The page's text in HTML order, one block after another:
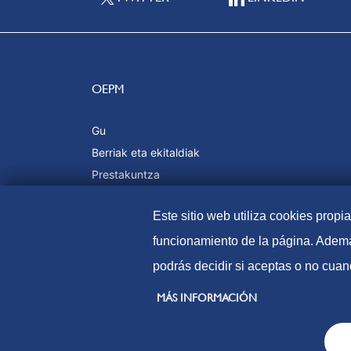
OEPM
Gu
Berriak eta ekitaldiak
Prestakuntza
Este sitio web utiliza cookies
funcionamiento de la página.
podrás decidir si aceptas o no
MÁS INFORMACIÓN